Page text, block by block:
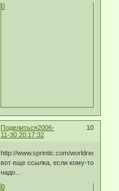
0
Поделиться 10
2006-
11-30 20:17:32
http://www.sprintic.com/
вот еще ссылка, если кому-то
надо...
0